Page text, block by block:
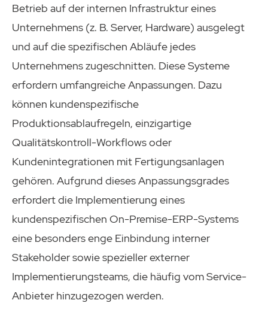
Betrieb auf der internen Infrastruktur eines
Unternehmens (z. B. Server, Hardware) ausgelegt
und auf die spezifischen Abläufe jedes
Unternehmens zugeschnitten. Diese Systeme
erfordern umfangreiche Anpassungen. Dazu
können kundenspezifische
Produktionsablaufregeln, einzigartige
Qualitätskontroll-Workflows oder
Kundenintegrationen mit Fertigungsanlagen
gehören. Aufgrund dieses Anpassungsgrades
erfordert die Implementierung eines
kundenspezifischen On-Premise-ERP-Systems
eine besonders enge Einbindung interner
Stakeholder sowie spezieller externer
Implementierungsteams, die häufig vom Service-
Anbieter hinzugezogen werden.